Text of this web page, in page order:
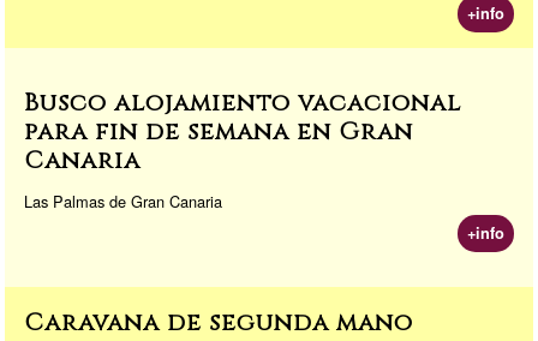
+info
Busco alojamiento vacacional
para fin de semana en Gran
Canaria
Las Palmas de Gran Canaria
+info
Caravana de segunda mano